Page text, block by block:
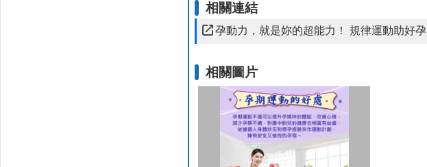
相關連結
孕動力，就是妳的超能力！ 規律運動助好孕
相關圖片